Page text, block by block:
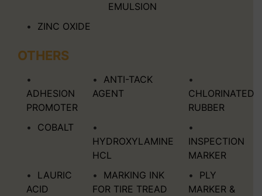
EMULSION
ZINC OXIDE
OTHERS
ADHESION
PROMOTER
ANTI-TACK
AGENT
CHLORINATED
RUBBER
COBALT
HYDROXYLAMINE
HCL
INSPECTION
MARKER
LAURIC
ACID
MARKING INK
FOR TIRE TREAD
PLY
MARKER &